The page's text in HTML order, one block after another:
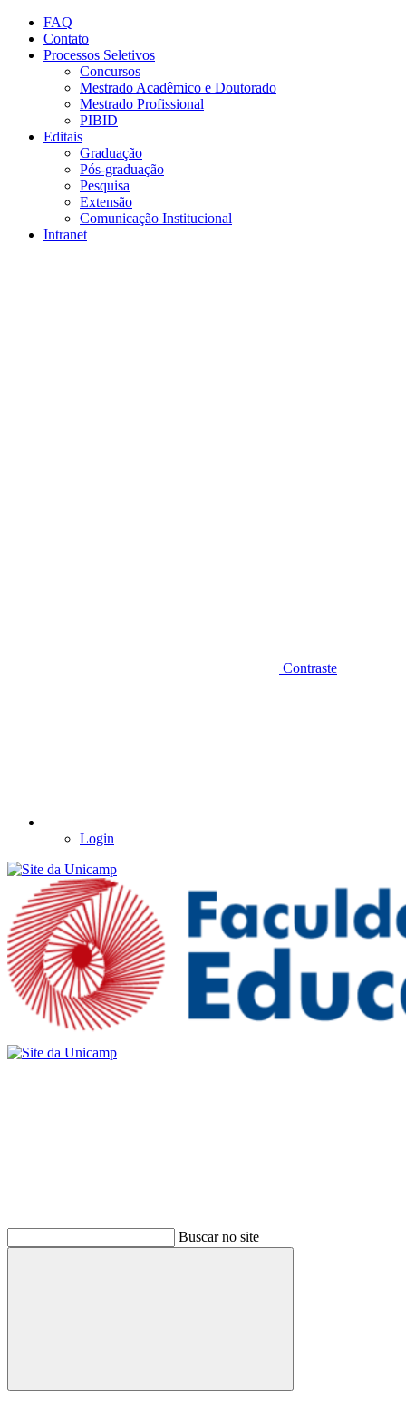
Conteúdo principal
FAQ
Contato
Processos Seletivos
Concursos
Mestrado Acadêmico e Doutorado
Mestrado Profissional
PIBID
Editais
Graduação
Pós-graduação
Pesquisa
Extensão
Comunicação Institucional
Intranet
Contraste
Login
Buscar no site
Buscar